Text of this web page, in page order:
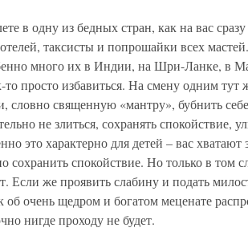
в одну из бедных стран, как на вас
таксисты и попрошайки всех
много их в Индии, на Шри-Ланке, в
просто избавиться. На смену одним тут
словно священную «мантру», бубнить
не злиться, сохранять спокойствие,
это характерно для детей – вас хватают
спокойствие. Но только в том
Если же проявить слабину и подать
очень щедром и богатом меценате
нигде проходу не будет.